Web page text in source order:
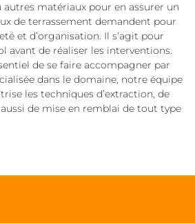
autres matériaux pour en assurer un
de terrassement demandent pour
et d’organisation. Il s’agit pour
avant de réaliser les interventions.
de se faire accompagner par
dans le domaine, notre équipe
les techniques d’extraction, de
de mise en remblai de tout type